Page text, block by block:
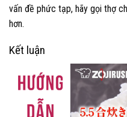
vấn đề phức tạp, hãy gọi thợ
hơn.
Kết luận